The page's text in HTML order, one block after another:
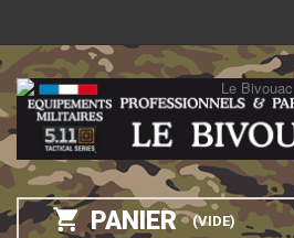
PANIER (VIDE)